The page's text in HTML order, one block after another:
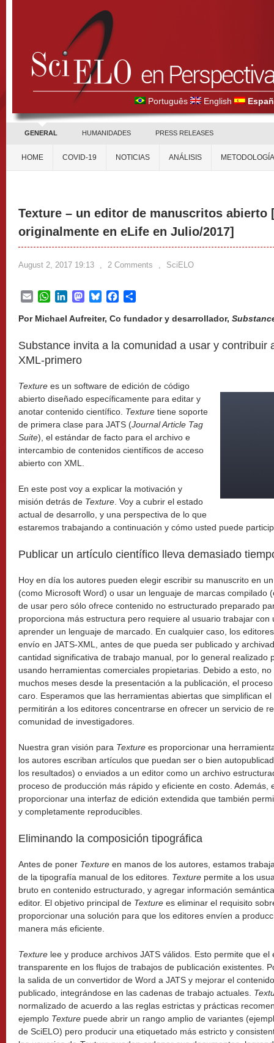
Português English
GENERAL HUMANIDADES PRESS RELEASES
HOME COVID-19 NOTICIAS ANÁLISIS METODOLOGÍA
Texture – un editor de manuscritos abierto
originalmente en eLife en Julio/2017]
August 2, 2017 19:13 , 2 Comments , SciELO
EmailWhatsApp
LinkedInMastodon
BlueskyFacebook
Por Michael Aufreiter, Co fundador y desarrollador,
Substance invita a la comunidad a usar y contribuir
XML-primero
Texture es un software de edición de código
abierto diseñado específicamente para editar y
anotar contenido científico. Texture tiene soporte
de primera clase para JATS (Journal Article Tag
Suite), el estándar de facto para el archivo e
intercambio de contenidos científicos de acceso
abierto con XML.
En este post voy a explicar la motivación y
misión detrás de Texture . Voy a cubrir el estado
actual de desarrollo, y una perspectiva de lo que
estaremos trabajando a continuación y cómo usted puede
Publicar un artículo científico lleva demasiado
Hoy en día los autores pueden elegir escribir su manuscrito en
(como Microsoft Word) o usar un lenguaje de marcas compilado
de usar pero sólo ofrece contenido no estructurado preparado
proporciona más estructura pero requiere al usuario trabajar
aprender un lenguaje de marcado. En cualquier caso, los
envío en JATS-XML, antes de que pueda ser publicado y
cantidad significativa de trabajo manual, por lo general realizado
usando herramientas comerciales propietarias. Debido a esto,
muchos meses desde la presentación a la publicación, el
caro. Esperamos que las herramientas abiertas que simplifican
permitirán a los editores concentrarse en ofrecer un servicio de
comunidad de investigadores.
Nuestra gran visión para Texture es proporcionar una
los autores escriban artículos que puedan ser o bien
los resultados) o enviados a un editor como un archivo
proceso de producción más rápido y eficiente en costo. Además,
proporcionar una interfaz de edición extendida que también
y completamente reproducibles.
Eliminando la composición tipográfica
Antes de poner Texture en manos de los autores, estamos
de la tipografía manual de los editores. Texture permite a los
bruto en contenido estructurado, y agregar información
editor. El objetivo principal de Texture es eliminar el requisito
proporcionar una solución para que los editores envíen a
manera más eficiente.
Texture lee y produce archivos JATS válidos. Esto permite que
transparente en los flujos de trabajos de publicación existentes.
la salida de un convertidor de Word a JATS y mejorar el
publicado, integrándose en las cadenas de trabajo actuales.
normalizado de acuerdo a las reglas estrictas y prácticas
ejemplo Texture puede abrir un rango amplio de variantes
de SciELO) pero producir una etiquetado más estricto y